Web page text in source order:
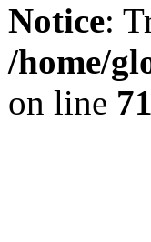
Notice:
/home/
on line 71